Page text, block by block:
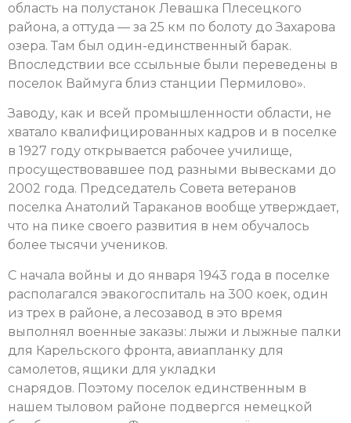
область на полустанок Левашка Плесецкого
района, а оттуда — за 25 км по болоту до Захарова
озера. Там был один-единственный барак.
Впоследствии все ссыльные были переведены в
поселок Ваймуга близ станции Пермилово».
Заводу, как и всей промышленности области, не
хватало квалифицированных кадров и в поселке
в 1927 году открывается рабочее училище,
просуществовавшее под разными вывесками до
2002 года. Председатель Совета ветеранов
поселка Анатолий Тараканов вообще утверждает,
что на пике своего развития в нем обучалось
более тысячи учеников.
С начала войны и до января 1943 года в поселке
располагался эвакогоспиталь на 300 коек, один
из трех в районе, а лесозавод в это время
выполнял военные заказы: лыжи и лыжные палки
для Карельского фронта, авиапланку для
самолетов, ящики для укладки
снарядов. Поэтому поселок единственным в
нашем тыловом районе подвергся немецкой